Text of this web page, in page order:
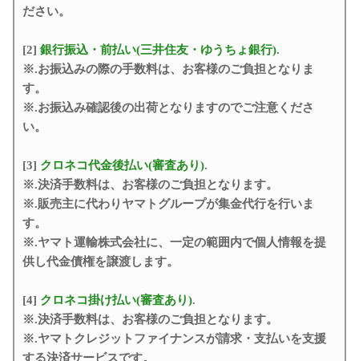
ださい。
[2] 銀行振込・前払い(三井住友・ゆうちょ銀行).
※.お振込みの際の手数料は、お客様のご負担となりま
す。
※.お振込み確認後の出荷となりますのでご注意くださ
い。
[3] クロネコ代金後払い(審査あり).
※.決済手数料は、お客様のご負担となります。
※.販売主に代わりヤマトグループが集金代行を行いま
す。
※.ヤマト運輸株式会社に、一定の範囲内で個人情報を提
供し代金債権を譲渡します。
[4] クロネコ掛け払い(審査あり).
※.決済手数料は、お客様のご負担となります。
※.ヤマトクレジットファイナンスが請求・支払いを支援
する決済サービスです。